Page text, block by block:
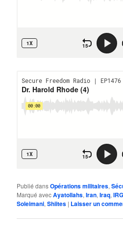
Publié dansOpérations militaires,
Marqué avecAyatollahs,Iran,Iraq,
Soleimani,Shiites | Laisser un